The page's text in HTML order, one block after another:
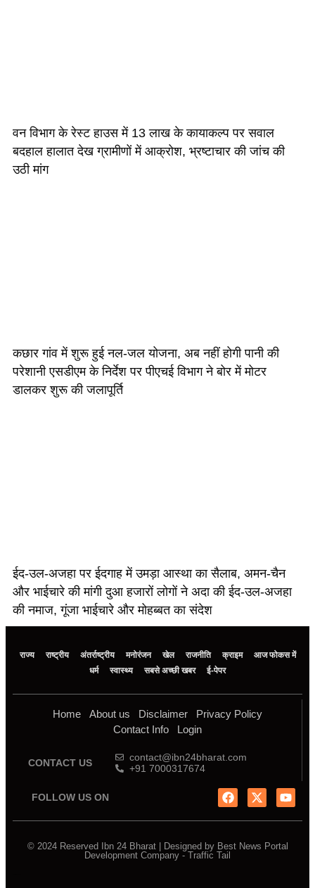
वन विभाग के रेस्ट हाउस में 13 लाख के कायाकल्प पर सवाल
बदहाल हालात देख ग्रामीणों में आक्रोश, भ्रष्टाचार की जांच की
उठी मांग
कछार गांव में शुरू हुई नल-जल योजना, अब नहीं होगी पानी की
परेशानी एसडीएम के निर्देश पर पीएचई विभाग ने बोर में मोटर
डालकर शुरू की जलापूर्ति
ईद-उल-अजहा पर ईदगाह में उमड़ा आस्था का सैलाब, अमन-चैन
और भाईचारे की मांगी दुआ हजारों लोगों ने अदा की ईद-उल-अजहा
की नमाज, गूंजा भाईचारे और मोहब्बत का संदेश
राज्य राष्ट्रीय अंतर्राष्ट्रीय मनोरंजन खेल राजनीति क्राइम
आज फोकस में
धर्म
स्वास्थ्य सबसे अच्छी खबर ई-पेपर
Home About us Disclaimer
Privacy Policy
Contact Info
Login
CONTACT US
contact@ibn24bharat.com
+91 7000317674
FOLLOW US ON
© 2024 Reserved Ibn 24 Bharat | Designed by Best News Portal
Development Company - Traffic Tail